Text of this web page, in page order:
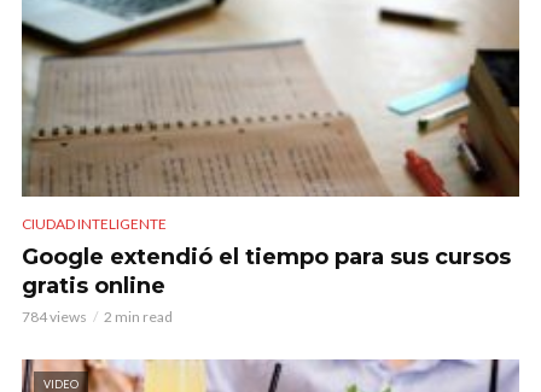
CIUDAD INTELIGENTE
Google extendió el tiempo para sus cursos
gratis online
784 views 2 min read
VIDEO